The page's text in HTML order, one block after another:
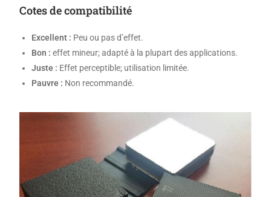
Cotes de compatibilité
Excellent : Peu ou pas d’effet.
Bon : effet mineur; adapté à la plupart des applications.
Juste : Effet perceptible; utilisation limitée.
Pauvre : Non recommandé.